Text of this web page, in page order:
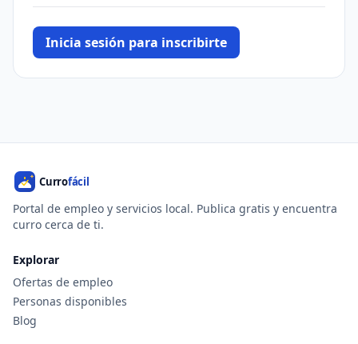
Inicia sesión para inscribirte
Portal de empleo y servicios local. Publica gratis y encuentra
curro cerca de ti.
Explorar
Ofertas de empleo
Personas disponibles
Blog